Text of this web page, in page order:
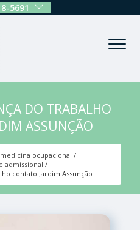
5691
DO TRABALHO
ASSUNÇÃO
medicina ocupacional
admissional
contato Jardim Assunção